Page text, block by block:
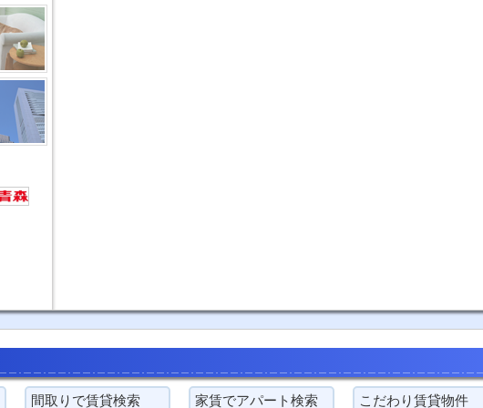
間取りで賃貸検索 家賃でアパート検索 こだわり賃貸物件